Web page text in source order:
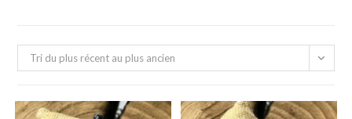
Tri du plus récent au plus ancien